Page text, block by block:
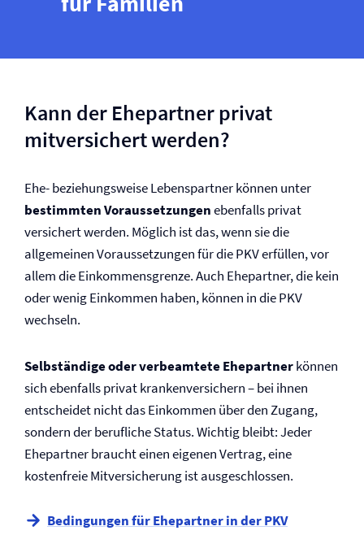
Kann der Ehepartner privat
mitversichert werden?
Ehe- beziehungsweise Lebenspartner können unter
bestimmten Voraussetzungenebenfalls privat
versichert werden. Möglich ist das, wenn sie die
allgemeinen Voraussetzungen für die PKV erfüllen, vor
allem die Einkommensgrenze. Auch Ehepartner, die kein
oder wenig Einkommen haben, können in die PKV
wechseln.
Selbständige oder verbeamtete Ehepartnerkönnen
sich ebenfalls privat krankenversichern – bei ihnen
entscheidet nicht das Einkommen über den Zugang,
sondern der berufliche Status. Wichtig bleibt: Jeder
Ehepartner braucht einen eigenen Vertrag, eine
kostenfreie Mit­versicherung ist ausgeschlossen.
Bedingungen für Ehepartner in der PKV